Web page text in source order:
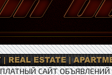
САЙТ ОБЪЯВЛЕНИЙ